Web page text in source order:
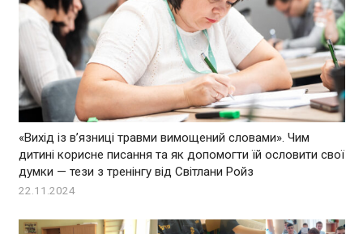
«Вихід із в’язниці травми вимощений словами». Чим
дитині корисне писання та як допомогти їй ословити свої
думки — тези з тренінгу від Світлани Ройз
22.11.2024